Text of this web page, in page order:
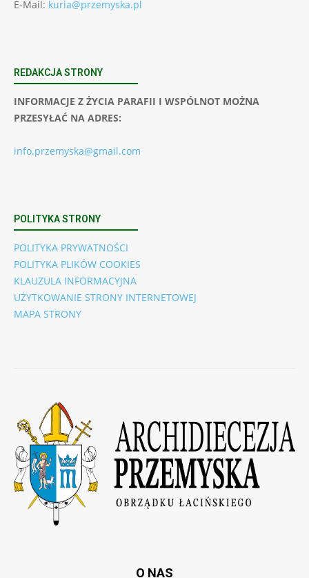
E-Mail: kuria@przemyska.pl
REDAKCJA STRONY
INFORMACJE Z ŻYCIA PARAFII I WSPÓLNOT MOŻNA
PRZESYŁAĆ NA ADRES:
info.przemyska@gmail.com
POLITYKA STRONY
POLITYKA PRYWATNOŚCI
POLITYKA PLIKÓW COOKIES
KLAUZULA INFORMACYJNA
UŻYTKOWANIE STRONY INTERNETOWEJ
MAPA STRONY
O NAS